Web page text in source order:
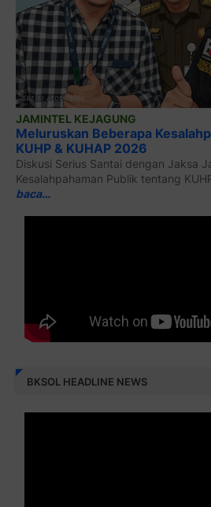
JAMINTEL KEJAGUNG
Meluruskan Beberapa
KUHP & KUHAP 2026
Diskusi Serius Santai dengan Jaksa
Kesalahpahaman Publik tentang
baca…
BKSOL HEADLINE NEWS